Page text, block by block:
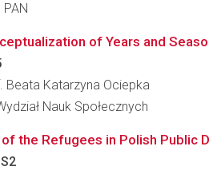
of Years and
Beata Katarzyna Ociepka
Nauk Społecznych
the Refugees in Polish Public